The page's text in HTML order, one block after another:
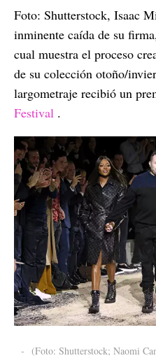
Foto: Shutterstock, Isaac
inminente caída de su
cual muestra el proceso
de su colección otoño/
largometraje recibió un
Festival .
- (Foto: Shutterstock; Naomi